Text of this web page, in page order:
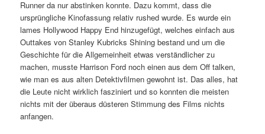
Runner da nur abstinken konnte. Dazu kommt, dass die
ursprüngliche Kinofassung relativ rushed wurde. Es wurde ein
lames Hollywood Happy End hinzugefügt, welches einfach aus
Outtakes von Stanley Kubricks Shining bestand und um die
Geschichte für die Allgemeinheit etwas verständlicher zu
machen, musste Harrison Ford noch einen aus dem Off talken,
wie man es aus alten Detektivfilmen gewohnt ist. Das alles, hat
die Leute nicht wirklich fasziniert und so konnten die meisten
nichts mit der überaus düsteren Stimmung des Films nichts
anfangen.